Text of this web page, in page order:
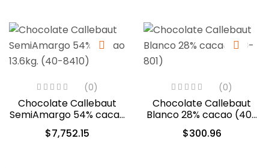
(0)
Chocolate Callebaut
SemiAmargo 54% cacao
13.6kg. (40-8410)
$7,752.15
(0)
Chocolate Callebaut
Blanco 28% cacao (40-
801)
$300.96